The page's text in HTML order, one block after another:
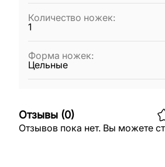
Количество ножек:
1
Форма ножек:
Цельные
Отзывы (0)
Отзывов пока нет. Вы можете